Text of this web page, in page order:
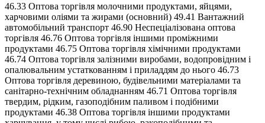
46.33 Оптова торгівля молочними продуктами, яйцями,
харчовими оліями та жирами (основний) 49.41 Вантажний
автомобільний транспорт 46.90 Неспеціалізована оптова
торгівля 46.76 Оптова торгівля іншими проміжними
продуктами 46.75 Оптова торгівля хімічними продуктами
46.74 Оптова торгівля залізними виробами, водопровідним і
опалювальним устаткованням і приладдям до нього 46.73
Оптова торгівля деревиною, будівельними матеріалами та
санітарно-технічним обладнанням 46.71 Оптова торгівля
твердим, рідким, газоподібним паливом і подібними
продуктами 46.38 Оптова торгівля іншими продуктами